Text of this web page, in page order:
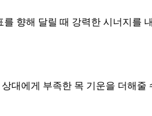
향해 달릴 때 강력한 시너지를
대에게 부족한 목 기운을 더해